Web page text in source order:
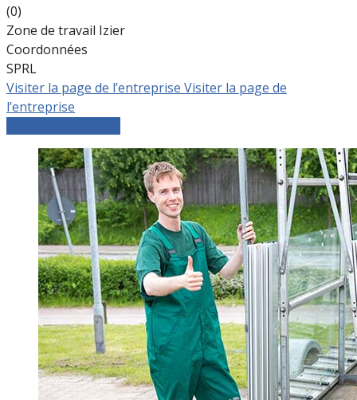
(0)
Zone de travail Izier
Coordonnées
SPRL
Visiter la page de l’entreprise Visiter la page de
l’entreprise